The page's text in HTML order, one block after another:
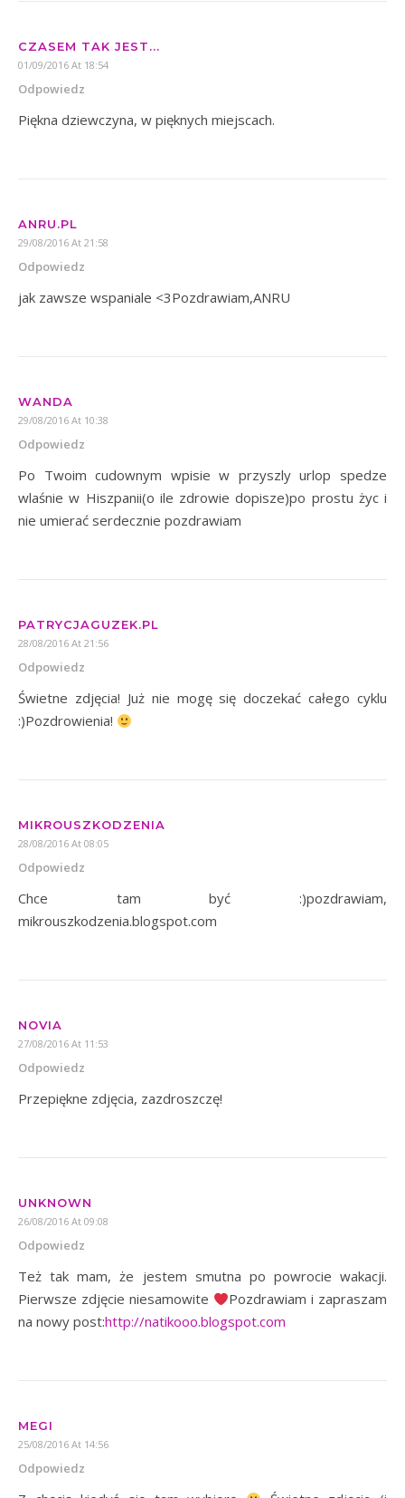
CZASEM TAK JEST...
01/09/2016 At 18:54
Odpowiedz
Piękna dziewczyna, w pięknych miejscach.
ANRU.PL
29/08/2016 At 21:58
Odpowiedz
jak zawsze wspaniale <3Pozdrawiam,ANRU
WANDA
29/08/2016 At 10:38
Odpowiedz
Po Twoim cudownym wpisie w przyszly urlop spedze
wlaśnie w Hiszpanii(o ile zdrowie dopisze)po prostu życ i
nie umierać serdecznie pozdrawiam
PATRYCJAGUZEK.PL
28/08/2016 At 21:56
Odpowiedz
Świetne zdjęcia! Już nie mogę się doczekać całego cyklu
:)Pozdrowienia!
MIKROUSZKODZENIA
28/08/2016 At 08:05
Odpowiedz
Chce tam być :)pozdrawiam,
mikrouszkodzenia.blogspot.com
NOVIA
27/08/2016 At 11:53
Odpowiedz
Przepiękne zdjęcia, zazdroszczę!
UNKNOWN
26/08/2016 At 09:08
Odpowiedz
Też tak mam, że jestem smutna po powrocie wakacji.
Pierwsze zdjęcie niesamowite
Pozdrawiam i zapraszam
na nowy post:http://natikooo.blogspot.com
MEGI
25/08/2016 At 14:56
Odpowiedz